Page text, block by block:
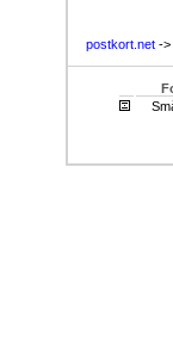
postkort.net ->